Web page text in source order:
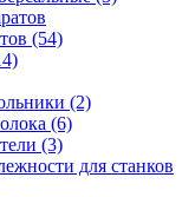
(54)
(2)
(6)
(3)
для станков